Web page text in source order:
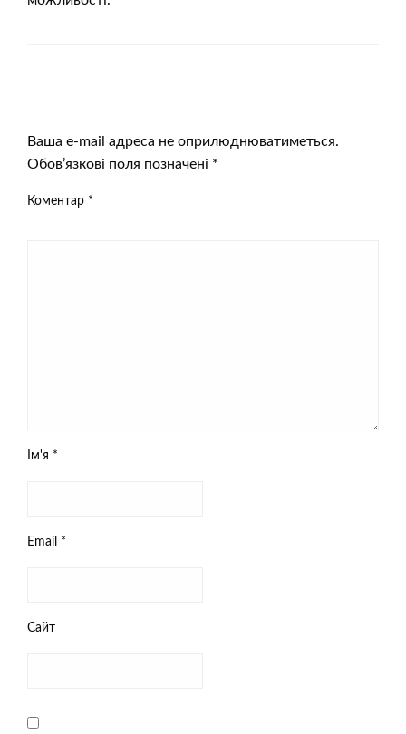
Ваша e-mail адреса не оприлюднюватиметься.
Обов’язкові поля позначені *
Коментар *
Ім'я *
Email *
Сайт